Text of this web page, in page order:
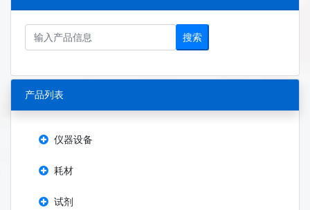
搜索
产品列表
仪器设备
耗材
试剂